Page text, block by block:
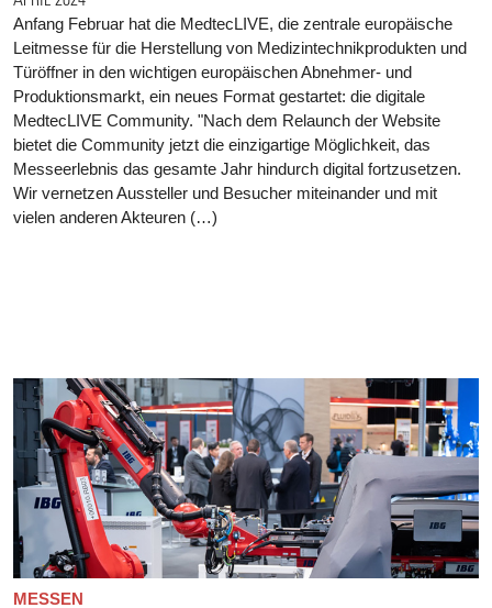
Anfang Februar hat die MedtecLIVE, die zentrale europäische
Leitmesse für die Herstellung von Medizintechnikprodukten und
Türöffner in den wichtigen europäischen Abnehmer- und
Produktionsmarkt, ein neues Format gestartet: die digitale
MedtecLIVE Community. "Nach dem Relaunch der Website
bietet die Community jetzt die einzigartige Möglichkeit, das
Messeerlebnis das gesamte Jahr hindurch digital fortzusetzen.
Wir vernetzen Aussteller und Besucher miteinander und mit
vielen anderen Akteuren (…)
MESSEN